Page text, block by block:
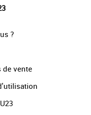
?
de vente